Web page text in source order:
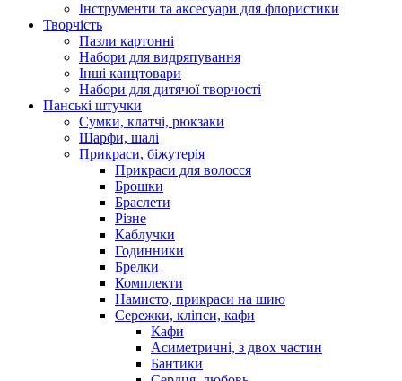
Інструменти та аксесуари для флористики
Творчість
Пазли картонні
Набори для видряпування
Інші канцтовари
Набори для дитячої творчості
Панські штучки
Сумки, клатчі, рюкзаки
Шарфи, шалі
Прикраси, біжутерія
Прикраси для волосся
Брошки
Браслети
Різне
Каблучки
Годинники
Брелки
Комплекти
Намисто, прикраси на шию
Сережки, кліпси, кафи
Кафи
Асиметричні, з двох частин
Бантики